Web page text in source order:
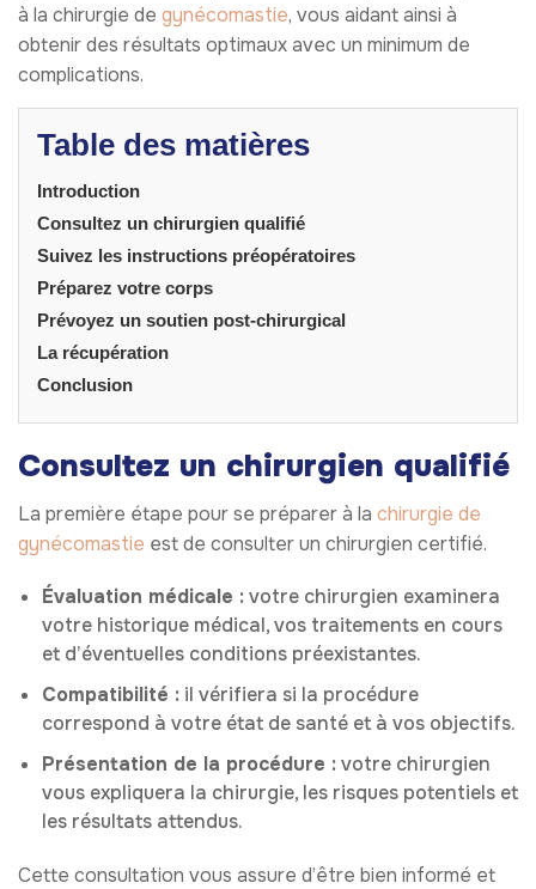
à la chirurgie de gynécomastie, vous aidant ainsi à
obtenir des résultats optimaux avec un minimum de
complications.
Table des matières
Introduction
Consultez un chirurgien qualifié
Suivez les instructions préopératoires
Préparez votre corps
Prévoyez un soutien post-chirurgical
La récupération
Conclusion
Consultez un chirurgien qualifié
La première étape pour se préparer à la chirurgie de
gynécomastie est de consulter un chirurgien certifié.
Évaluation médicale :votre chirurgien examinera
votre historique médical, vos traitements en cours
et d’éventuelles conditions préexistantes.
Compatibilité : il vérifiera si la procédure
correspond à votre état de santé et à vos objectifs.
Présentation de la procédure :votre chirurgien
vous expliquera la chirurgie, les risques potentiels et
les résultats attendus.
Cette consultation vous assure d’être bien informé et